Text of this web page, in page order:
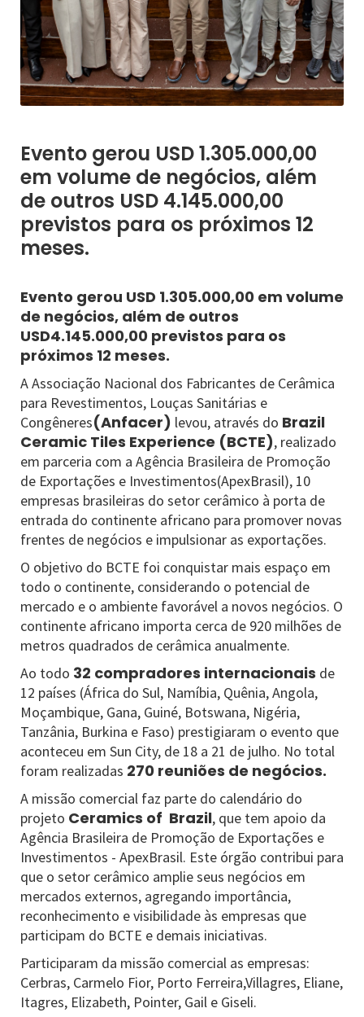
Evento gerou USD 1.305.000,00
em volume de negócios, além
de outros USD 4.145.000,00
previstos para os próximos 12
meses.
Evento gerou USD 1.305.000,00 em volume
de negócios, além de outros
USD4.145.000,00 previstos para os
próximos 12 meses.
A Associação Nacional dos Fabricantes de Cerâmica
para Revestimentos, Louças Sanitárias e
Congêneres(Anfacer) levou, através do Brazil
Ceramic Tiles Experience (BCTE), realizado
em parceria com a Agência Brasileira de Promoção
de Exportações e Investimentos(ApexBrasil), 10
empresas brasileiras do setor cerâmico à porta de
entrada do continente africano para promover novas
frentes de negócios e impulsionar as exportações.
O objetivo do BCTE foi conquistar mais espaço em
todo o continente, considerando o potencial de
mercado e o ambiente favorável a novos negócios. O
continente africano importa cerca de 920 milhões de
metros quadrados de cerâmica anualmente.
Ao todo 32 compradores internacionais de
12 países (África do Sul, Namíbia, Quênia, Angola,
Moçambique, Gana, Guiné, Botswana, Nigéria,
Tanzânia, Burkina e Faso) prestigiaram o evento que
aconteceu em Sun City, de 18 a 21 de julho. No total
foram realizadas 270 reuniões de negócios.
A missão comercial faz parte do calendário do
projeto Ceramics of Brazil, que tem apoio da
Agência Brasileira de Promoção de Exportações e
Investimentos - ApexBrasil. Este órgão contribui para
que o setor cerâmico amplie seus negócios em
mercados externos, agregando importância,
reconhecimento e visibilidade às empresas que
participam do BCTE e demais iniciativas.
Participaram da missão comercial as empresas:
Cerbras, Carmelo Fior, Porto Ferreira,Villagres, Eliane,
Itagres, Elizabeth, Pointer, Gail e Giseli.